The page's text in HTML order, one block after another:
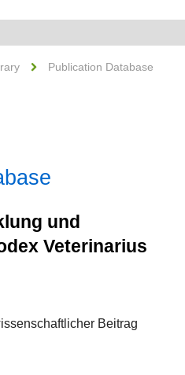
Publication Database
und
Veterinarius
Beitrag